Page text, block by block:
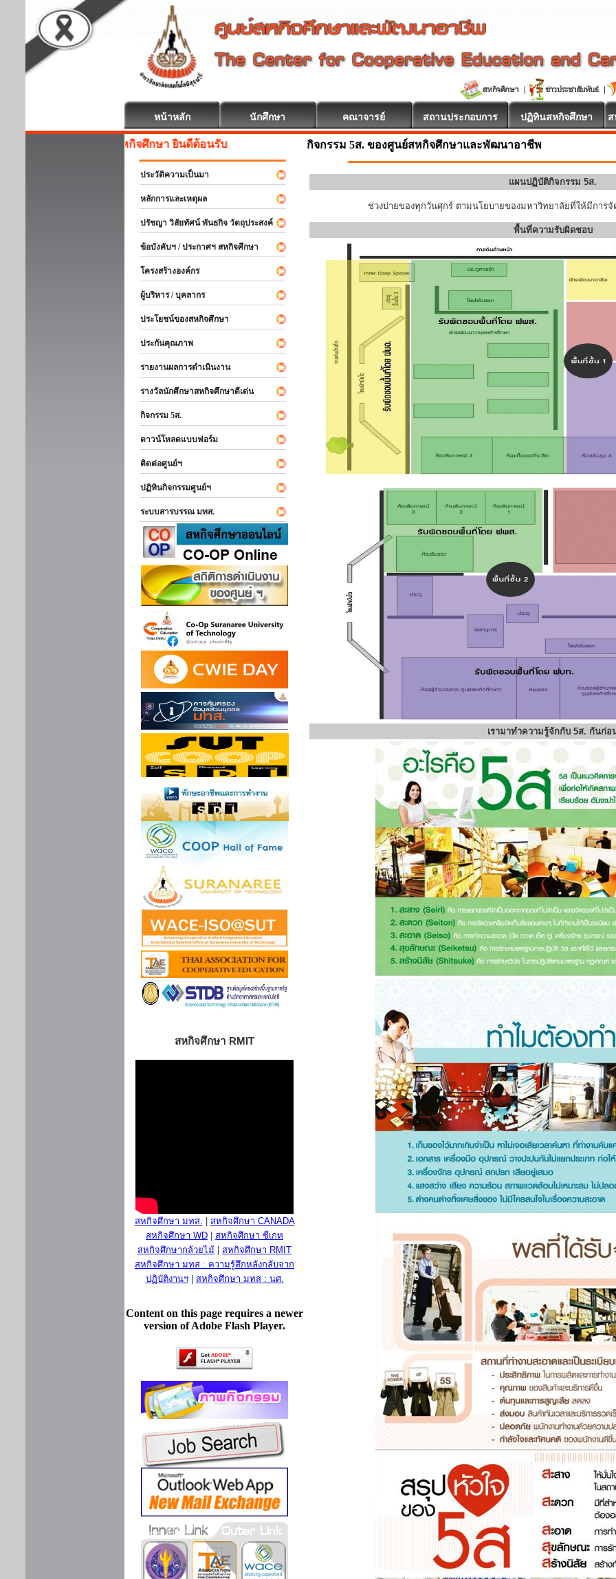
หน้าหลัก นักศึกษา คณาจารย์ สถานประกอบการ ปฏิทินสหกิจศึกษา
สหกิจศึกษา ยินดีต้อนรับ
ประวัติความเป็นมา
หลักการและเหตุผล
ปรัชญา วิสัยทัศน์ พันธกิจ วัตถุประสงค์
ข้อบังคับฯ / ประกาศฯ สหกิจศึกษา
โครงสร้างองค์กร
ผู้บริหาร / บุคลากร
ประโยชน์ของสหกิจศึกษา
ประกันคุณภาพ
รายงานผลการดำเนินงาน
รางวัลนักศึกษาสหกิจศึกษาดีเด่น
กิจกรรม 5ส.
ดาวน์โหลดแบบฟอร์ม
ติดต่อศูนย์ฯ
ปฏิทินกิจกรรมศูนย์ฯ
ระบบสารบรรณ มทส.
สหกิจศึกษา RMIT
สหกิจศึกษา มทส.
สหกิจศึกษา CANADA
สหกิจศึกษา WD
สหกิจศึกษา ซีเกท
สหกิจศึกษากล้วยไม้
สหกิจศึกษา RMIT
สหกิจศึกษา มทส : ความรู้สึกหลังกลับจาก
ปฏิบัติงานฯ| สหกิจศึกษา มทส : นศ.
Content on this page requires a newer
version of Adobe Flash Player.
กิจกรรม 5ส. ของศูนย์สหกิจศึกษาและพัฒนาอาชีพ
แผนปฏิบัติกิจกรรม 5ส.
ช่วงบ่ายของทุกวันศุกร์ ตามนโยบายของมหาวิทยาลัยที่ให้มีการจั
พื้นที่ความรับผิดชอบ
เรามาทำความรู้จักกับ 5ส. กันก่อ